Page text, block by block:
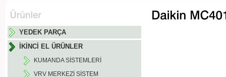
YEDEK PARÇA
İKİNCİ EL ÜRÜNLER
KUMANDA SİSTEMLERİ
VRV MERKEZİ SİSTEM